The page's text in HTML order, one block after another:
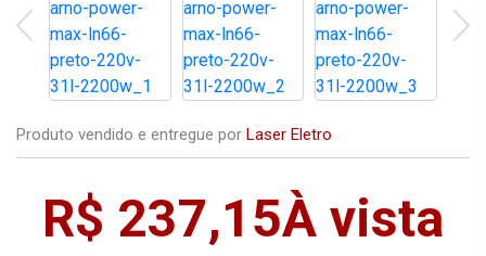
Produto vendido e entregue por Laser Eletro
R$ 237,15À vista